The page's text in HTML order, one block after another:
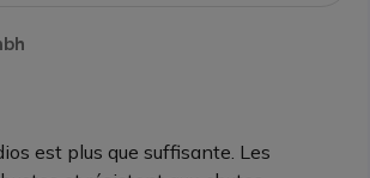
est plus que suffisante. Les